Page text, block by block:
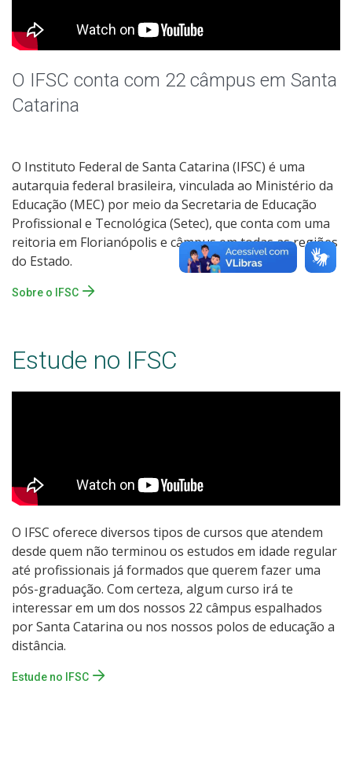
O IFSC conta com 22 câmpus em Santa
Catarina
O Instituto Federal de Santa Catarina (IFSC) é uma
autarquia federal brasileira, vinculada ao Ministério da
Educação (MEC) por meio da Secretaria de Educação
Profissional e Tecnológica (Setec), que conta com uma
reitoria em Florianópolis e câmpus em todas as regiões
do Estado.
Sobre o IFSC
Estude no IFSC
O IFSC oferece diversos tipos de cursos que atendem
desde quem não terminou os estudos em idade regular
até profissionais já formados que querem fazer uma
pós-graduação. Com certeza, algum curso irá te
interessar em um dos nossos 22 câmpus espalhados
por Santa Catarina ou nos nossos polos de educação a
distância.
Estude no IFSC